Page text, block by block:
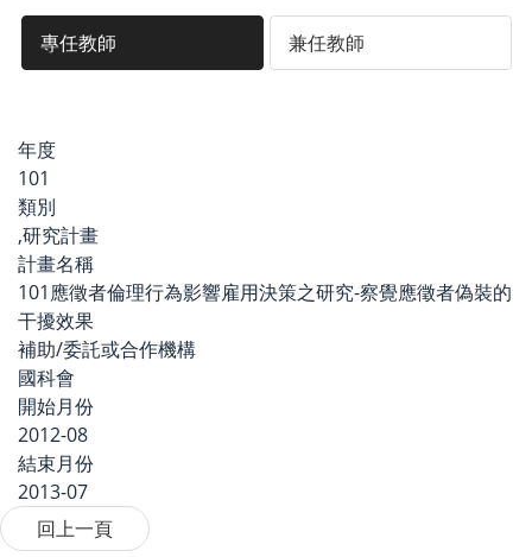
專任教師 兼任教師
年度
101
類別
,研究計畫
計畫名稱
101應徵者倫理行為影響雇用決策之研究-察覺應徵者偽裝的
干擾效果
補助/委託或合作機構
國科會
開始月份
2012-08
結束月份
2013-07